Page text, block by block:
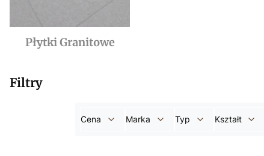
Płytki Granitowe
Filtry
Cena Marka Typ Kształt